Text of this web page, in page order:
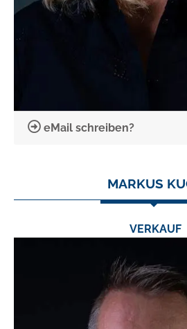
TEL.:
0 24 03 / 7
FAX:
0 24 03 / 79
eMail schreiben?
MARKUS
VERKAUF